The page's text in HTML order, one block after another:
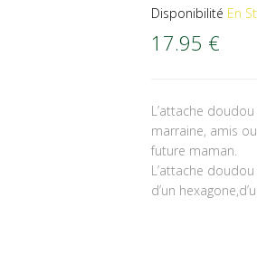
Disponibilité En
17.95 €
L’attache
marraine, amis
future maman.
L’attache
d’un